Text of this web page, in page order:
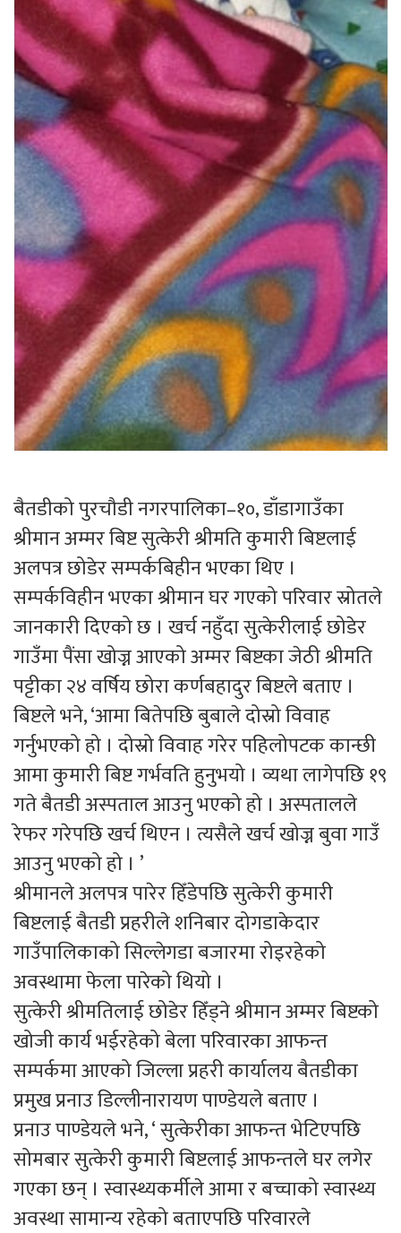
बैतडीको पुरचौडी नगरपालिका–१०, डाँडागाउँका
श्रीमान अम्मर बिष्ट सुत्केरी श्रीमति कुमारी बिष्टलाई
अलपत्र छोडेर सम्पर्कबिहीन भएका थिए ।
सम्पर्कविहीन भएका श्रीमान घर गएको परिवार स्रोतले
जानकारी दिएको छ । खर्च नहुँदा सुत्केरीलाई छोडेर
गाउँमा पैंसा खोज्न आएको अम्मर बिष्टका जेठी श्रीमति
पट्टीका २४ वर्षिय छोरा कर्णबहादुर बिष्टले बताए ।
बिष्टले भने, ‘आमा बितेपछि बुबाले दोस्रो विवाह
गर्नुभएको हो । दोस्रो विवाह गरेर पहिलोपटक कान्छी
आमा कुमारी बिष्ट गर्भवति हुनुभयो । व्यथा लागेपछि १९
गते बैतडी अस्पताल आउनु भएको हो । अस्पतालले
रेफर गरेपछि खर्च थिएन । त्यसैले खर्च खोज्न बुवा गाउँ
आउनु भएको हो । ’
श्रीमानले अलपत्र पारेर हिँडेपछि सुत्केरी कुमारी
बिष्टलाई बैतडी प्रहरीले शनिबार दोगडाकेदार
गाउँपालिकाको सिल्लेगडा बजारमा रोइरहेको
अवस्थामा फेला पारेको थियो ।
सुत्केरी श्रीमतिलाई छोडेर हिँड्ने श्रीमान अम्मर बिष्टको
खोजी कार्य भईरहेको बेला परिवारका आफन्त
सम्पर्कमा आएको जिल्ला प्रहरी कार्यालय बैतडीका
प्रमुख प्रनाउ डिल्लीनारायण पाण्डेयले बताए ।
प्रनाउ पाण्डेयले भने, ‘ सुत्केरीका आफन्त भेटिएपछि
सोमबार सुत्केरी कुमारी बिष्टलाई आफन्तले घर लगेर
गएका छन् । स्वास्थ्यकर्मीले आमा र बच्चाको स्वास्थ्य
अवस्था सामान्य रहेको बताएपछि परिवारले